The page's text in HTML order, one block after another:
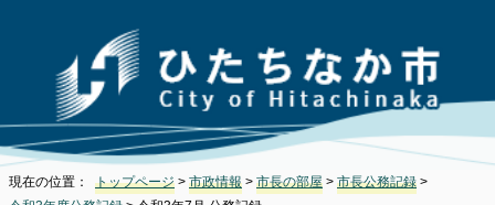
現在の位置： トップページ > 市政情報 > 市長の部屋 > 市長公務記録 >